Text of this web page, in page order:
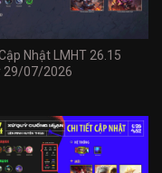
Nhật LMHT 26.15
29/07/2026